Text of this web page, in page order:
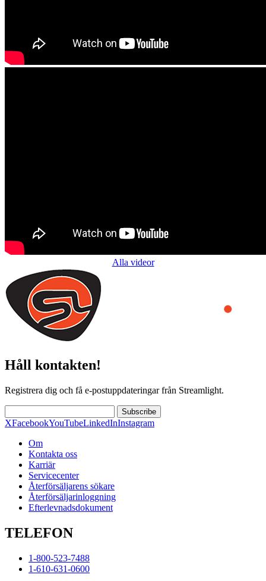
Alla videor
Håll kontakten!
Registrera dig och få e-postuppdateringar från Streamlight.
Subscribe
XFacebookYouTubeLinkedInInstagram
Om
Kontakta oss
Karriär
Servicecenter
Återförsäljarens sökare
Återförsäljarinloggning
Efterlevnadsdokument
TELEFON
1-800-523-7488
1-610-631-0600